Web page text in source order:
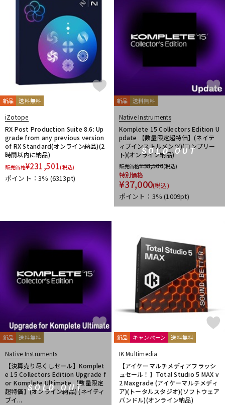
新品 送料無料
iZotope
RX Post Production Suite 8.6: Up
grade from any previous version
of RX Standard(オンライン納品)(2
時間以内に納品)
販売価格¥231,501(税込)
ポイント：3% (6313pt)
SOLD OUT
新品 送料無料
Native Instruments
Komplete 15 Collectors Edition U
pdate 【数量限定超特価】(ネイテ
ィブインストルメンツ)(コンプリー
ト)(オンライン納品)
販売価格¥38,500(税込)
特別価格
¥37,000(税込)
ポイント：3%(1009pt)
SOLD OUT
新品 送料無料
Native Instruments
【決算売り尽くしセール】Komplet
e 15 Collectors Edition Upgrade f
or Komplete Ultimate 【数量限定
超特価】(オンライン納品) (ネイティ
ブイ...
新品 キャンペーン 送料無料
IK Multimedia
【アイケーマルチメディアフラッシ
ュセール！】Total Studio 5 MAX v
2 Maxgrade (アイケーマルチメディ
ア)(トータルスタジオ)(ソフトウェア
バンドル)(オンライン納品)